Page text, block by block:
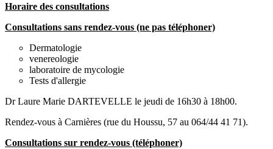
Horaire des consultations
Consultations sans rendez-vous (ne pas téléphoner)
Dermatologie
venereologie
laboratoire de mycologie
Tests d'allergie
Dr Laure Marie DARTEVELLE le jeudi de 16h30 à 18h00.
Rendez-vous à Carnières (rue du Houssu, 57 au 064/44 41 71).
Consultations sur rendez-vous (téléphoner)